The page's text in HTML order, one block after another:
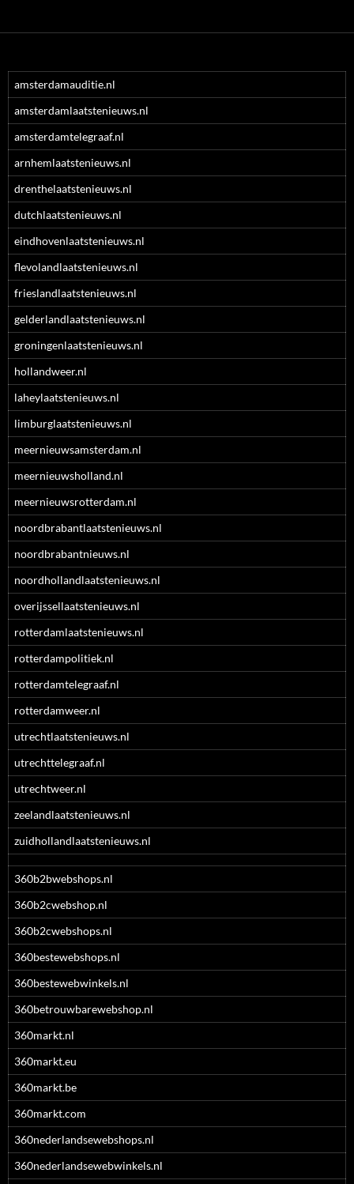
amsterdamauditie.nl
amsterdamlaatstenieuws.nl
amsterdamtelegraaf.nl
arnhemlaatstenieuws.nl
drenthelaatstenieuws.nl
dutchlaatstenieuws.nl
eindhovenlaatstenieuws.nl
flevolandlaatstenieuws.nl
frieslandlaatstenieuws.nl
gelderlandlaatstenieuws.nl
groningenlaatstenieuws.nl
hollandweer.nl
laheylaatstenieuws.nl
limburglaatstenieuws.nl
meernieuwsamsterdam.nl
meernieuwsholland.nl
meernieuwsrotterdam.nl
noordbrabantlaatstenieuws.nl
noordbrabantnieuws.nl
noordhollandlaatstenieuws.nl
overijssellaatstenieuws.nl
rotterdamlaatstenieuws.nl
rotterdampolitiek.nl
rotterdamtelegraaf.nl
rotterdamweer.nl
utrechtlaatstenieuws.nl
utrechttelegraaf.nl
utrechtweer.nl
zeelandlaatstenieuws.nl
zuidhollandlaatstenieuws.nl
360b2bwebshops.nl
360b2cwebshop.nl
360b2cwebshops.nl
360bestewebshops.nl
360bestewebwinkels.nl
360betrouwbarewebshop.nl
360markt.nl
360markt.eu
360markt.be
360markt.com
360nederlandsewebshops.nl
360nederlandsewebwinkels.nl